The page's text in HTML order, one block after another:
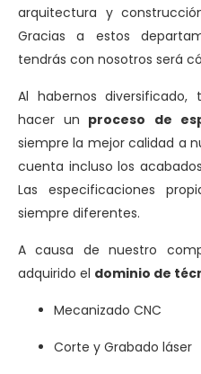
arquitectura y
Gracias a estos
tendrás con nosotros será
Al habernos
hacer un proceso de
siempre la mejor calidad a
cuenta incluso los
Las especificaciones
siempre diferentes.
A causa de nuestro
adquirido el dominio de
Mecanizado CNC
Corte y Grabado láser